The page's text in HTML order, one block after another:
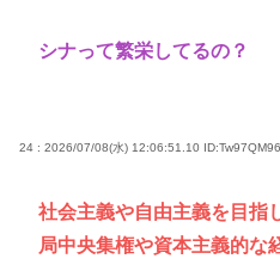
シナって繁栄してるの？
24 : 2026/07/08(水) 12:06:51.10
社会主義や自由主義を目指
局中央集権や資本主義的な